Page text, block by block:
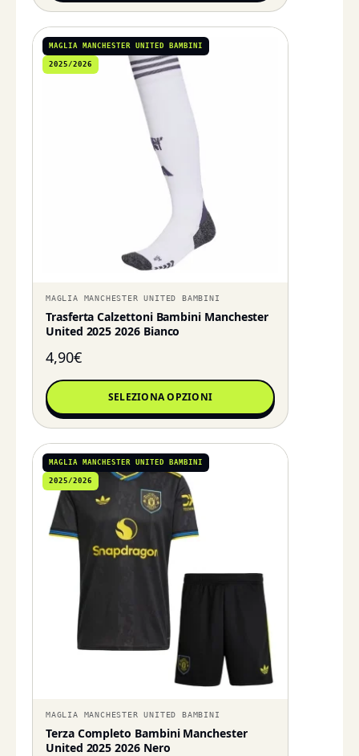
MAGLIA MANCHESTER UNITED BAMBINI
2025/2026
MAGLIA MANCHESTER UNITED BAMBINI
Trasferta Calzettoni Bambini Manchester
United 2025 2026 Bianco
4,90€
SELEZIONA OPZIONI
MAGLIA MANCHESTER UNITED BAMBINI
2025/2026
MAGLIA MANCHESTER UNITED BAMBINI
Terza Completo Bambini Manchester
United 2025 2026 Nero